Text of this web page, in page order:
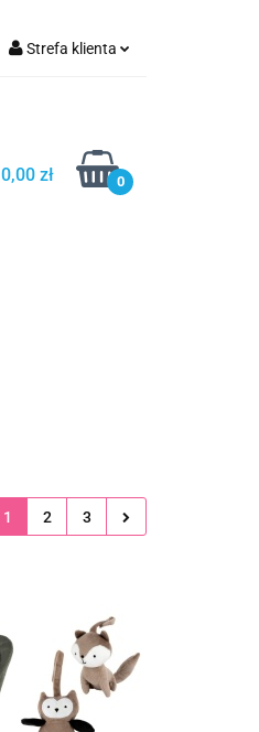
Strefa klienta
Dodaj zgłoszenie
0,00 zł 0
1 2 3